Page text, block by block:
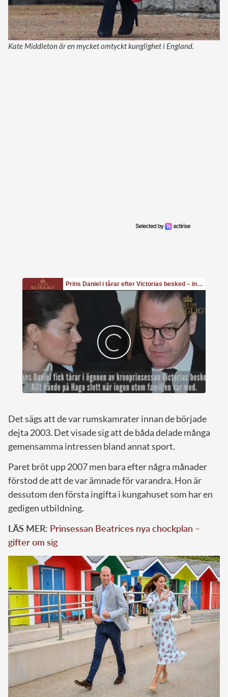
Kate Middleton är en mycket omtyckt kunglighet i England.
Det sägs att de var rumskamrater innan de började
dejta 2003. Det visade sig att de båda delade många
gemensamma intressen bland annat sport.
Paret bröt upp 2007 men bara efter några månader
förstod de att de var ämnade för varandra. Hon är
dessutom den första ingifta i kungahuset som har en
gedigen utbildning.
LÄS MER: Prinsessan Beatrices nya chockplan –
gifter om sig